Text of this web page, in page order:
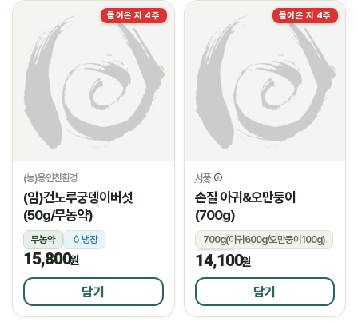
들어온 지 4주
(농)용인친환경
(임)건노루궁뎅이버섯
(50g/무농약)
무농약 냉장
15,800원
담기
들어온 지 4주
서풍
손질 아귀&오만둥이
(700g)
700g(아귀600g/오만둥이100g)
냉동
14,100원
담기